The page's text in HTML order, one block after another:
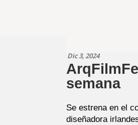
Dic 3, 2024
semana
Se estrena en el
diseñadora